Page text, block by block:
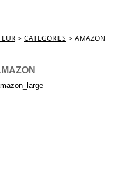
> CATEGORIES > AMAZON